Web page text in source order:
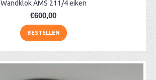
Wandklok AMS 211/4 eiken
€600,00
BESTELLEN